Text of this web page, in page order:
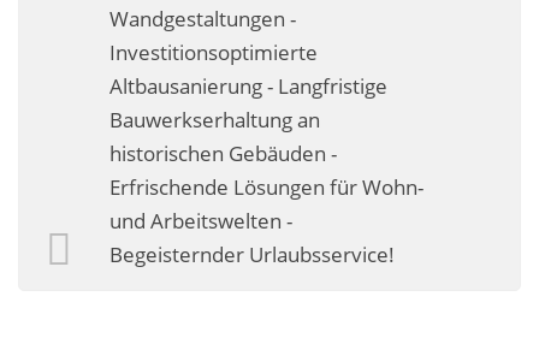
Entspannter Urlaubsservice
Business-Lösungen
Premium-Lösungen
Meine gute Empfehlung
Arbeitsbühne mieten
Wandgestaltungen -
Investitionsoptimierte
Altbausanierung - Langfristige
Bauwerkserhaltung an
historischen Gebäuden -
Erfrischende Lösungen für Wohn-
und Arbeitswelten -
Begeisternder Urlaubsservice!